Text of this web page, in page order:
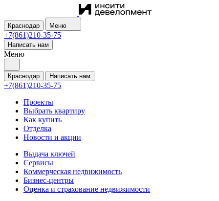
Краснодар Меню
+7(861)210-35-75
Написать нам
Меню
Краснодар Написать нам
+7(861)210-35-75
Проекты
Выбрать квартиру
Как купить
Отделка
Новости и акции
Выдача ключей
Сервисы
Коммерческая недвижимость
Бизнес-центры
Оценка и страхование недвижимости